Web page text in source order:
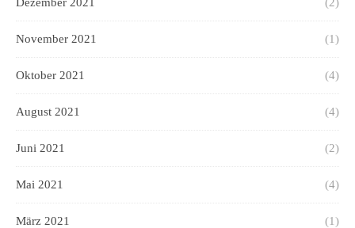
November 2021 (1)
Oktober 2021 (4)
August 2021 (4)
Juni 2021 (2)
Mai 2021 (4)
März 2021 (1)